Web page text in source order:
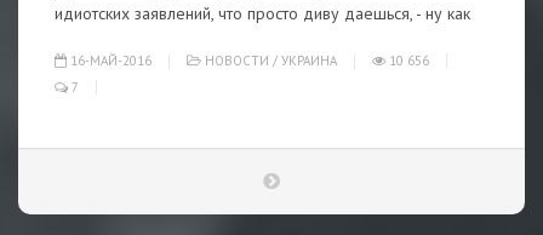
идиотских заявлений, что просто диву даешься, - ну как
16-МАЙ-2016 НОВОСТИ / УКРАИНА
10 656
7